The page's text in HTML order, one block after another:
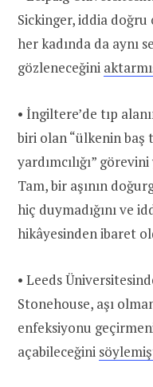
Sickinger, iddia doğru
her kadında da aynı
gözleneceğini
• İngiltere’de tıp
biri olan “ülkenin baş
yardımcılığı”
Tam, bir aşının
hiç duymadığını ve
hikâyesinden ibaret
• Leeds
Stonehouse, aşı
enfeksiyonu
açabileceğini